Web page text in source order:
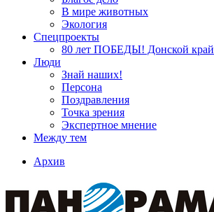
В мире животных
Экология
Спецпроекты
80 лет ПОБЕДЫ! Донской край
Люди
Знай наших!
Персона
Поздравления
Точка зрения
Экспертное мнение
Между тем
Архив